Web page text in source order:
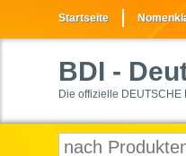
Startseite
BDI -
Die offizielle DEUTSCHE